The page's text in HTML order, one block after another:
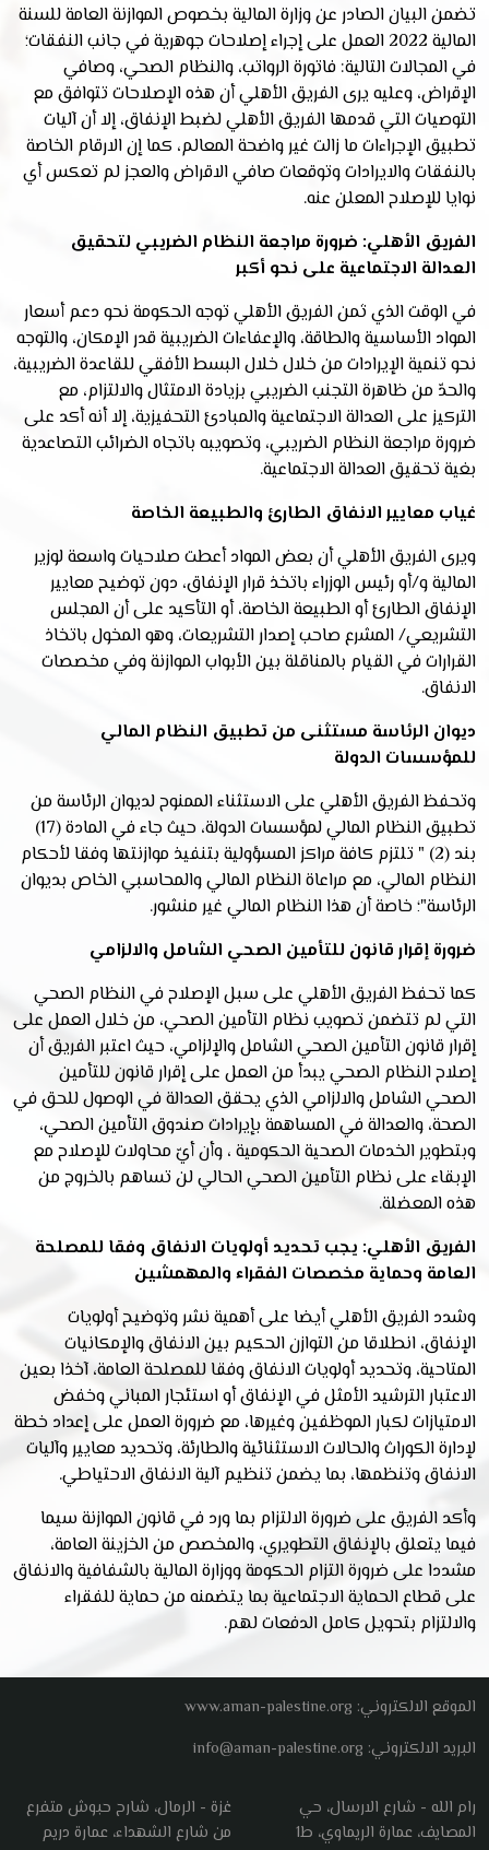
تضمن البيان الصادر عن وزارة المالية بخصوص الموازنة العامة للسنة
المالية 2022 العمل على إجراء إصلاحات جوهرية في جانب النفقات؛
في المجالات التالية: فاتورة الرواتب، والنظام الصحي، وصافي
الإقراض، وعليه يرى الفريق الأهلي أن هذه الإصلاحات تتوافق مع
التوصيات التي قدمها الفريق الأهلي لضبط الإنفاق، إلا أن آليات
تطبيق الإجراءات ما زالت غير واضحة المعالم، كما إن الارقام الخاصة
بالنفقات والايرادات وتوقعات صافي الاقراض والعجز لم تعكس أي
نوايا للإصلاح المعلن عنه.
الفريق الأهلي: ضرورة مراجعة النظام الضريبي لتحقيق
العدالة الاجتماعية على نحو أكبر
في الوقت الذي ثمن الفريق الأهلي توجه الحكومة نحو دعم أسعار
المواد الأساسية والطاقة، والإعفاءات الضريبية قدر الإمكان، والتوجه
نحو تنمية الإيرادات من خلال خلال البسط الأفقي للقاعدة الضريبية،
والحدّ من ظاهرة التجنب الضريبي بزيادة الامتثال والالتزام، مع
التركيز على العدالة الاجتماعية والمبادئ التحفيزية، إلا أنه أكد على
ضرورة مراجعة النظام الضريبي، وتصويبه باتجاه الضرائب التصاعدية
بغية تحقيق العدالة الاجتماعية.
غياب معايير الانفاق الطارئ والطبيعة الخاصة
ويرى الفريق الأهلي أن بعض المواد أعطت صلاحيات واسعة لوزير
المالية و/أو رئيس الوزراء باتخذ قرار الإنفاق، دون توضيح معايير
الإنفاق الطارئ أو الطبيعة الخاصة، أو التأكيد على أن المجلس
التشريعي/ المشرع صاحب إصدار التشريعات، وهو المخول باتخاذ
القرارات في القيام بالمناقلة بين الأبواب الموازنة وفي مخصصات
الانفاق.
ديوان الرئاسة مستثنى من تطبيق النظام المالي
للمؤسسات الدولة
وتحفظ الفريق الأهلي على الاستثناء الممنوح لديوان الرئاسة من
تطبيق النظام المالي لمؤسسات الدولة، حيث جاء في المادة (17)
بند (2) " تلتزم كافة مراكز المسؤولية بتنفيذ موازنتها وفقا لأحكام
النظام المالي، مع مراعاة النظام المالي والمحاسبي الخاص بديوان
الرئاسة"؛ خاصة أن هذا النظام المالي غير منشور.
ضرورة إقرار قانون للتأمين الصحي الشامل والالزامي
كما تحفظ الفريق الأهلي على سبل الإصلاح في النظام الصحي
التي لم تتضمن تصويب نظام التأمين الصحي، من خلال العمل على
إقرار قانون التأمين الصحي الشامل والإلزامي، حيث اعتبر الفريق أن
إصلاح النظام الصحي يبدأ من العمل على إقرار قانون للتأمين
الصحي الشامل والالزامي الذي يحقق العدالة في الوصول للحق في
الصحة، والعدالة في المساهمة بإيرادات صندوق التأمين الصحي،
وبتطوير الخدمات الصحية الحكومية ، وأن أيّ محاولات للإصلاح مع
الإبقاء على نظام التأمين الصحي الحالي لن تساهم بالخروج من
هذه المعضلة.
الفريق الأهلي: يجب تحديد أولويات الانفاق وفقا للمصلحة
العامة وحماية مخصصات الفقراء والمهمشين
وشدد الفريق الأهلي أيضا على أهمية نشر وتوضيح أولويات
الإنفاق، انطلاقا من التوازن الحكيم بين الانفاق والإمكانيات
المتاحية، وتحديد أولويات الانفاق وفقا للمصلحة العامة، آخذا بعين
الاعتبار الترشيد الأمثل في الإنفاق أو استئجار المباني وخفض
الامتيازات لكبار الموظفين وغيرها، مع ضرورة العمل على إعداد خطة
لإدارة الكوراث والحالات الاستثنائية والطارئة، وتحديد معايير وآليات
الانفاق وتنظمها، بما يضمن تنظيم آلية الانفاق الاحتياطي.
وأكد الفريق على ضرورة الالتزام بما ورد في قانون الموازنة سيما
فيما يتعلق بالإنفاق التطويري، والمخصص من الخزينة العامة،
مشددا على ضرورة التزام الحكومة ووزارة المالية بالشفافية والانفاق
على قطاع الحماية الاجتماعية بما يتضمنه من حماية للفقراء
والالتزام بتحويل كامل الدفعات لهم.
الموقع الالكتروني: www.aman-palestine.org
البريد الالكتروني: info@aman-palestine.org
رام الله - شارع الارسال، حي
المصايف، عمارة الريماوي، ط1
غزة - الرمال، شارح حبوش متفرع
من شارع الشهداء، عمارة دريم